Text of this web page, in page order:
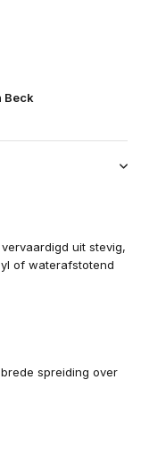
Beck
uit stevig,
of waterafstotend
spreiding over